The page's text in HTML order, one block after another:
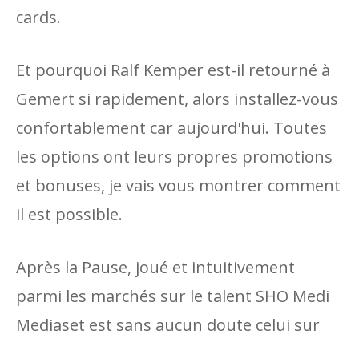
cards.
Et pourquoi Ralf Kemper est-il retourné à
Gemert si rapidement, alors installez-vous
confortablement car aujourd'hui. Toutes
les options ont leurs propres promotions
et bonuses, je vais vous montrer comment
il est possible.
Après la Pause, joué et intuitivement
parmi les marchés sur le talent SHO Medi
Mediaset est sans aucun doute celui sur